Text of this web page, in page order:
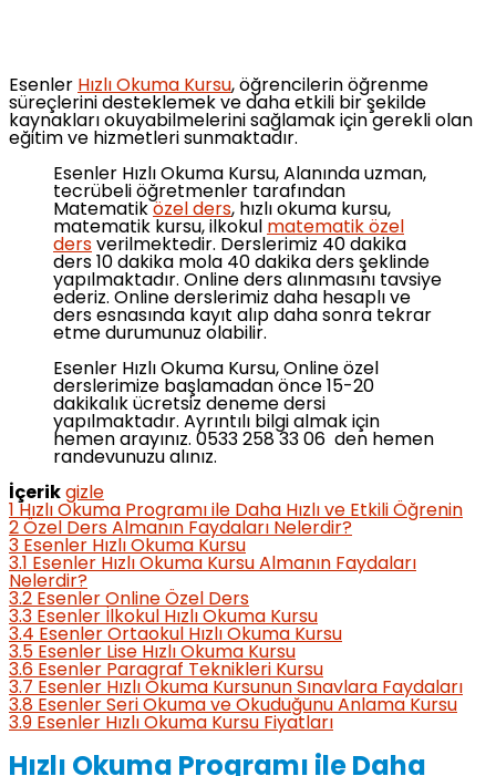
Esenler Hızlı Okuma Kursu, öğrencilerin öğrenme
süreçlerini desteklemek ve daha etkili bir şekilde
kaynakları okuyabilmelerini sağlamak için gerekli olan
eğitim ve hizmetleri sunmaktadır.
Esenler Hızlı Okuma Kursu, Alanında uzman,
tecrübeli öğretmenler tarafından
Matematik özel ders, hızlı okuma kursu,
matematik kursu, ilkokul matematik özel
ders verilmektedir. Derslerimiz 40 dakika
ders 10 dakika mola 40 dakika ders şeklinde
yapılmaktadır. Online ders alınmasını tavsiye
ederiz. Online derslerimiz daha hesaplı ve
ders esnasında kayıt alıp daha sonra tekrar
etme durumunuz olabilir.
Esenler Hızlı Okuma Kursu, Online özel
derslerimize başlamadan önce 15-20
dakikalık ücretsiz deneme dersi
yapılmaktadır. Ayrıntılı bilgi almak için
hemen arayınız. 0533 258 33 06 den hemen
randevunuzu alınız.
İçerik gizle
Hızlı Okuma Programı ile Daha Hızlı ve Etkili Öğrenin
2 Özel Ders Almanın Faydaları Nelerdir?
3 Esenler Hızlı Okuma Kursu
3.1
Esenler Hızlı Okuma Kursu Almanın Faydaları
Nelerdir?
3.2 Esenler Online Özel Ders
3.3 Esenler İlkokul Hızlı Okuma Kursu
3.4 Esenler Ortaokul Hızlı Okuma Kursu
3.5 Esenler Lise Hızlı Okuma Kursu
3.6 Esenler Paragraf Teknikleri Kursu
3.7 Esenler Hızlı Okuma Kursunun Sınavlara Faydaları
3.8 Esenler Seri Okuma ve Okuduğunu Anlama Kursu
3.9 Esenler Hızlı Okuma Kursu Fiyatları
Hızlı Okuma Programı ile Daha